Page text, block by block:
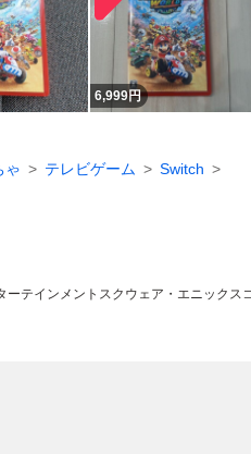
6,999円
ゃ テレビゲーム
Switch
ーテインメント スクウェア・エニックス